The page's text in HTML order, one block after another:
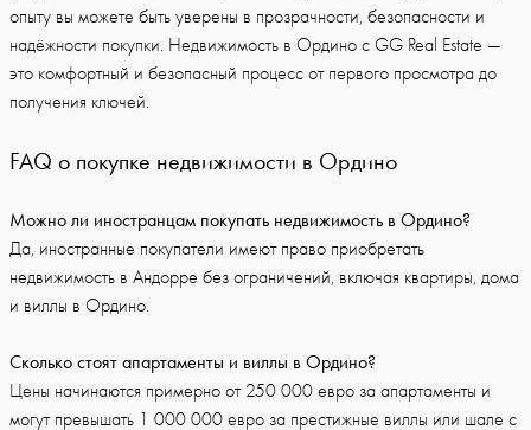
опыту вы можете быть уверены в прозрачности, безопасности и
надёжности покупки. Недвижимость в Ордино с GG Real Estate —
это комфортный и безопасный процесс от первого просмотра до
получения ключей.
FAQ о покупке недвижимости в Ордино
Можно ли иностранцам покупать недвижимость в Ордино?
Да, иностранные покупатели имеют право приобретать
недвижимость в Андорре без ограничений, включая квартиры, дома
и виллы в Ордино.
Сколько стоят апартаменты и виллы в Ордино?
Цены начинаются примерно от 250 000 евро за апартаменты и
могут превышать 1 000 000 евро за престижные виллы или шале с